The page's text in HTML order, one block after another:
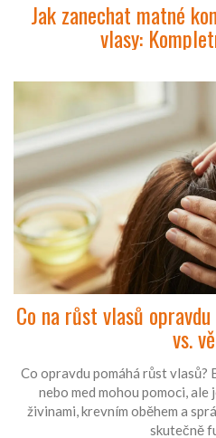
Jak zanechat matné
vlasy:
Co na růst vlasů
vs.
Co opravdu pomáhá růst vlasů?
nebo med mohou pomoci, ale
živinami, krevním oběhem a
skutečně